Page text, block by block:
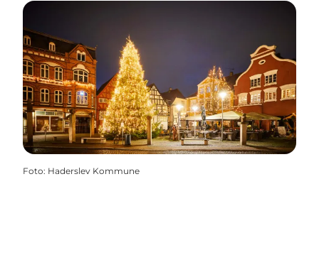
Foto: Haderslev Kommune